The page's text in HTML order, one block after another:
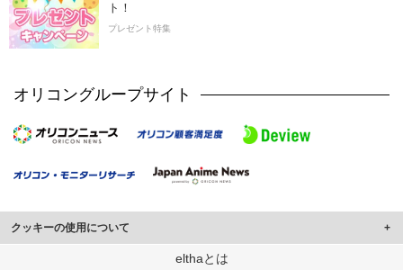
ト！
プレゼント特集
オリコングループサイト
クッキーの使用について
このサイトでは Cookie を使用して、ユーザーに合わせたコンテンツや広告の
elthaとは